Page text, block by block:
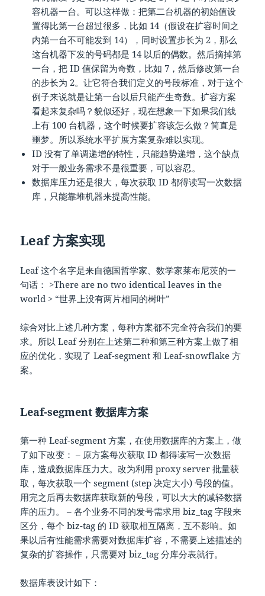
容机器一台。可以这样做：把第二台机器的初始值设
置得比第一台超过很多，比如 14（假设在扩容时间之
内第一台不可能发到 14），同时设置步长为 2，那么
这台机器下发的号码都是 14 以后的偶数。然后摘掉第
一台，把 ID 值保留为奇数，比如 7，然后修改第一台
的步长为 2。让它符合我们定义的号段标准，对于这个
例子来说就是让第一台以后只能产生奇数。扩容方案
看起来复杂吗？貌似还好，现在想象一下如果我们线
上有 100 台机器，这个时候要扩容该怎么做？简直是
噩梦。所以系统水平扩展方案复杂难以实现。
ID 没有了单调递增的特性，只能趋势递增，这个缺点
对于一般业务需求不是很重要，可以容忍。
数据库压力还是很大，每次获取 ID 都得读写一次数据
库，只能靠堆机器来提高性能。
Leaf 方案实现
Leaf 这个名字是来自德国哲学家、数学家莱布尼茨的一
句话： >There are no two identical leaves in the
world > “世界上没有两片相同的树叶”
综合对比上述几种方案，每种方案都不完全符合我们的要
求。所以 Leaf 分别在上述第二种和第三种方案上做了相
应的优化，实现了 Leaf-segment 和 Leaf-snowflake 方
案。
Leaf-segment 数据库方案
第一种 Leaf-segment 方案，在使用数据库的方案上，做
了如下改变： – 原方案每次获取 ID 都得读写一次数据
库，造成数据库压力大。改为利用 proxy server 批量获
取，每次获取一个 segment (step 决定大小) 号段的值。
用完之后再去数据库获取新的号段，可以大大的减轻数据
库的压力。 – 各个业务不同的发号需求用 biz_tag 字段来
区分，每个 biz-tag 的 ID 获取相互隔离，互不影响。如
果以后有性能需求需要对数据库扩容，不需要上述描述的
复杂的扩容操作，只需要对 biz_tag 分库分表就行。
数据库表设计如下：